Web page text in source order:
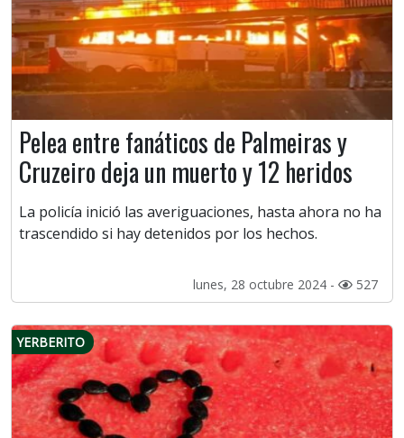
Pelea entre fanáticos de Palmeiras y
Cruzeiro deja un muerto y 12 heridos
La policía inició las averiguaciones, hasta ahora no ha
trascendido si hay detenidos por los hechos.
lunes, 28 octubre 2024 - 527
YERBERITO